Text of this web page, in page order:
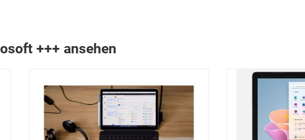
+++ ansehen